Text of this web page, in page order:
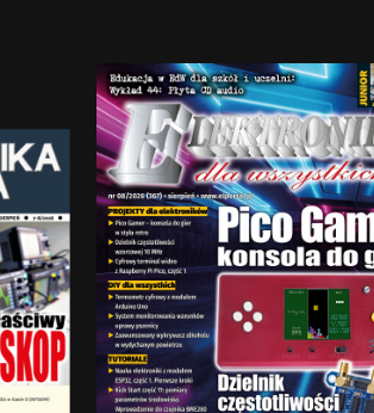
"Ręczniak" do pomiaru widma -
Spectrum Rider FPH